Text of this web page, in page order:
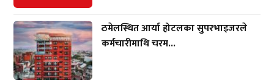
ठमेलस्थित आर्या होटलका सुपरभाइजरले
कर्मचारीमाथि चरम...